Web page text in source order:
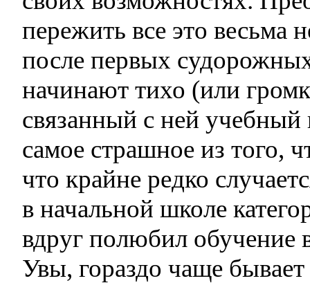
пережить все это весьма
после первых
начинают тихо (или
связанный с ней
самое страшное из того,
что крайне редко
в начальной школе
вдруг полюбил обучение
Увы, гораздо чаще